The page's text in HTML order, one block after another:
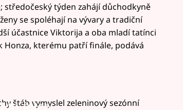
týden zahájí důchodkyně
se spoléhají na vývary a tradiční
účastnice Viktorija a oba mladí tatínci
kterému patří finále, podává
to fetch
štáb vymyslel zeleninový sezónní